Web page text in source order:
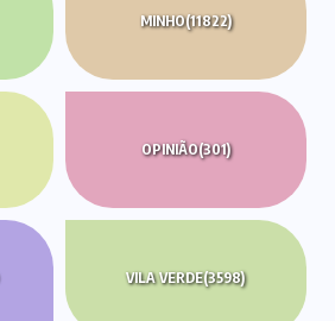
MINHO(11822)
OPINIÃO(301)
VILA VERDE(3598)